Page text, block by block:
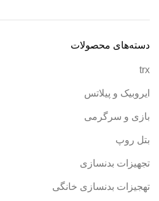
دسته‌های محصولات
trx
ایروبیک و پیلاتس
بازی و سرگرمی
بتل روپ
تجهیزات بدنسازی
تهجیزات بدنسازی خانگی